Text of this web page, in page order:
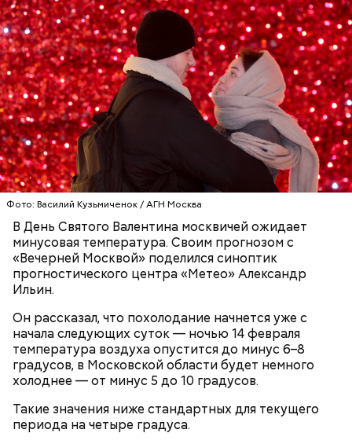
Фото: Василий Кузьмиченок / АГН Москва
В День Святого Валентина москвичей ожидает
минусовая температура. Своим прогнозом с
«Вечерней Москвой» поделился синоптик
прогностического центра «Метео» Александр
Ильин.
Он рассказал, что похолодание начнется уже с
начала следующих суток — ночью 14 февраля
температура воздуха опустится до минус 6–8
градусов, в Московской области будет немного
холоднее — от минус 5 до 10 градусов.
Такие значения ниже стандартных для текущего
периода на четыре градуса.
— Маршрут затрагивает востребованные улицы
районов. Таким образом, жители разных районов
смогут как отдыхать, так и ездить по делам по
реализованным велополосам и велодорожкам.
Небольшой деревянный дом построили в начале
XIX века, предположительно, в 1830 годах. В здании
есть полуподвальный этаж, который обустроен
под жилое помещение.
«Кинематографическая лужа»:
булгаковед — о новой
экранизации «Мастера и
Маргариты»
Большой Гнездниковский переулок
Метароман не для всех: чем
удивит новая экранизация
«Мастера и Маргариты»
Топ-10 милых зверят, которые
появились на свет в Московском
зоопарке
Парк Горького
Парк Горького заслуженно называют главным
парком страны, ведь это одно из самых любимых
мест москвичей. Огромный комплекс занимает
более 219 гектаров. По нему приятно совершить
неспешную прогулку в окружении цветущих клумб
или провести время более активно. Например,
покататься на велосипедах или самокатах по
набережной Москвы-реки.
Более 40 тысяч пассажиров
теплоходов принял Северный
речной вокзал в июне